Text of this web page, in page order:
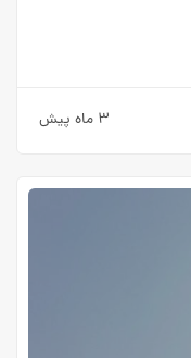
۳ ماه پیش